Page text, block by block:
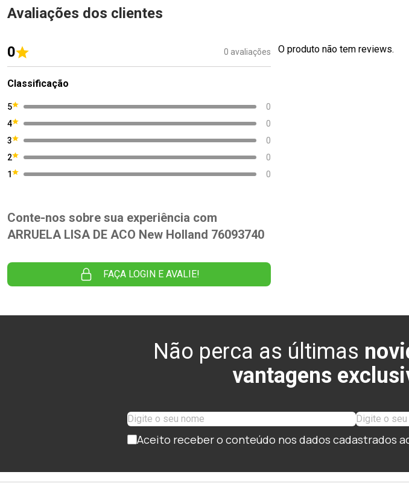
Avaliações dos clientes
0 0 avaliações
Classificação
5
0
4
0
3
0
2
0
1
0
Conte-nos sobre sua experiência com
ARRUELA LISA DE ACO New Holland 76093740
FAÇA LOGIN E AVALIE!
O produto não tem reviews.
Não perca as últimas
vantagens
Aceito receber o conteúdo nos dados cadastrados